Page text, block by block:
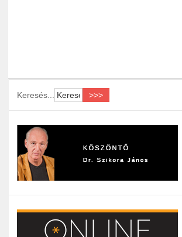
Keresés...